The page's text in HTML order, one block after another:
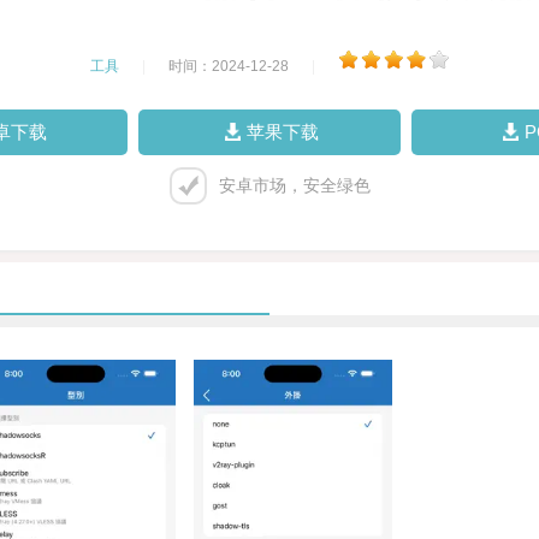
工具 时间：2024-12-28
下载 苹果下载
安卓市场，安全绿色